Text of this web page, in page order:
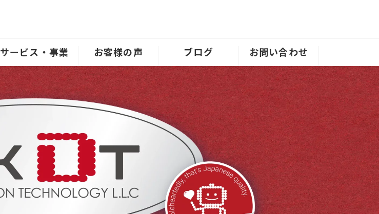
サービス・事業 お客様の声 ブログ お問い合わせ